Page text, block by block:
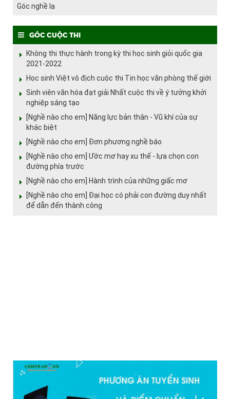
Góc nghề lạ
Góc cuộc thi
Không thi thực hành trong kỳ thi học sinh giỏi quốc gia
2021-2022
Học sinh Việt vô địch cuộc thi Tin học văn phòng thế giới
Sinh viên văn hóa đạt giải Nhất cuộc thi về ý tưởng khởi
nghiệp sáng tạo
[Nghề nào cho em] Năng lực bản thân - Vũ khí của sự
khác biệt
[Nghề nào cho em] Đơn phương nghề báo
[Nghề nào cho em] Ước mơ hay xu thế - lựa chọn con
đường phía trước
[Nghề nào cho em] Hành trình của những giấc mơ
[Nghề nào cho em] Đại học có phải con đường duy nhất
để dẫn đến thành công